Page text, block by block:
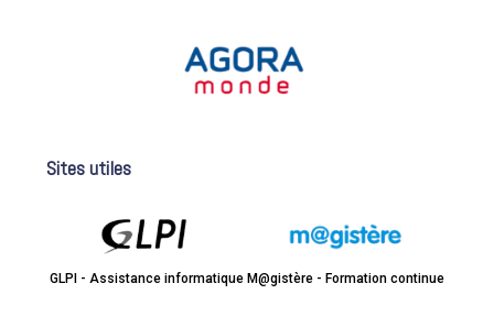
Sites utiles
GLPI - Assistance informatique M@gistère - Formation continue